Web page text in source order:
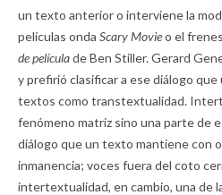
un texto anterior o interviene la
películas onda Scary Movieo el
de películade Ben Stiller. Gerard
y prefirió clasificar a ese diálogo
textos como transtextualidad.
fenómeno matriz sino una parte de
diálogo que un texto mantiene con
inmanencia; voces fuera del coto
intertextualidad, en cambio, una de